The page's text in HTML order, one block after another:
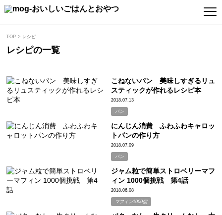
TOP レシピ
レシピの一覧
こねないパン 美味しすぎるリュ
スティックが作れるレシピ本
2018.07.13
パン
にんじん消費 ふわふわキャロッ
トパンの作り方
2018.07.09
パン
ジャム粒で簡単ストロベリーマフ
ィン 1000個挑戦 第4話
2018.06.08
マフィン1000個